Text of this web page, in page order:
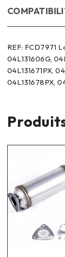
REF: FCD7971
04L131606G,
04L131671PX,
04L131678PX,